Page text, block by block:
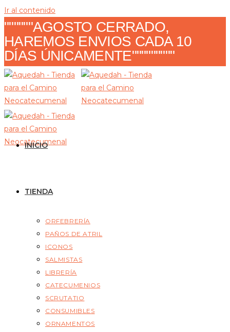
Ir al contenido
""""""AGOSTO CERRADO,
HAREMOS ENVIOS CADA 10
DÍAS ÚNICAMENTE"""""""""
INICIO
TIENDA
ORFEBRERÍA
PAÑOS DE ATRIL
ICONOS
SALMISTAS
LIBRERÍA
CATECUMENIOS
SCRUTATIO
CONSUMIBLES
ORNAMENTOS